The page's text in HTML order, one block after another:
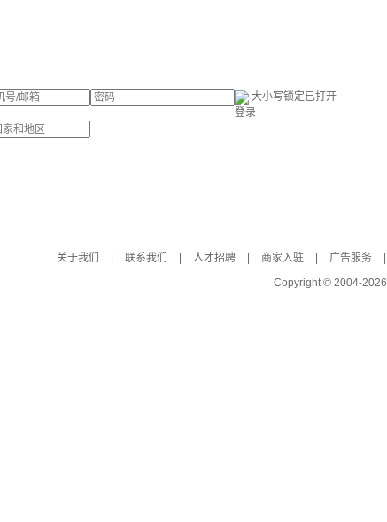
大小写锁定已打开
登录
关于我们
联系我们 人才招聘 商家入驻 广告服务
Copyright © 2004-2026